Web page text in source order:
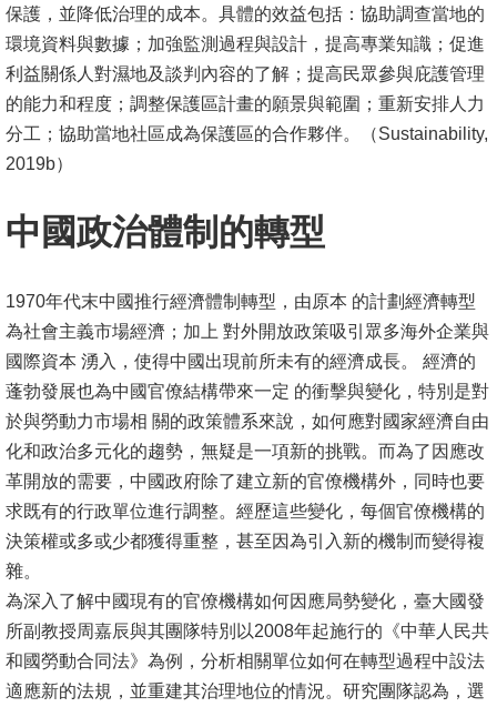
保護，並降低治理的成本。具體的效益包括：協助調查當地的
環境資料與數據；加強監測過程與設計，提高專業知識；促進
利益關係人對濕地及談判內容的了解；提高民眾參與庇護管理
的能力和程度；調整保護區計畫的願景與範圍；重新安排人力
分工；協助當地社區成為保護區的合作夥伴。（Sustainability,
2019b）
中國政治體制的轉型
1970年代末中國推行經濟體制轉型，由原本 的計劃經濟轉型
為社會主義市場經濟；加上 對外開放政策吸引眾多海外企業與
國際資本 湧入，使得中國出現前所未有的經濟成長。 經濟的
蓬勃發展也為中國官僚結構帶來一定 的衝擊與變化，特別是對
於與勞動力市場相 關的政策體系來說，如何應對國家經濟自由
化和政治多元化的趨勢，無疑是一項新的挑戰。而為了因應改
革開放的需要，中國政府除了建立新的官僚機構外，同時也要
求既有的行政單位進行調整。經歷這些變化，每個官僚機構的
決策權或多或少都獲得重整，甚至因為引入新的機制而變得複
雜。
為深入了解中國現有的官僚機構如何因應局勢變化，臺大國發
所副教授周嘉辰與其團隊特別以2008年起施行的《中華人民共
和國勞動合同法》為例，分析相關單位如何在轉型過程中設法
適應新的法規，並重建其治理地位的情況。研究團隊認為，選